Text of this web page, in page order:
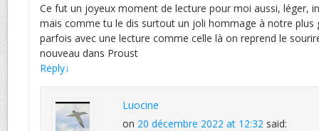
Ce fut un joyeux moment de lecture pour moi aussi, léger,
mais comme tu le dis surtout un joli hommage à notre plus
parfois avec une lecture comme celle là on reprend le
nouveau dans Proust
Reply↓
Luocine
on 20 décembre 2022 at 12:32 said: